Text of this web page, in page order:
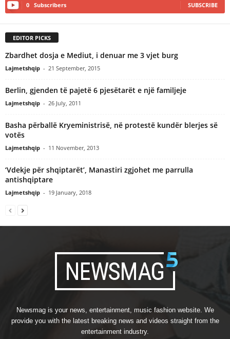
0 Subscribers SUBSCRIBE
EDITOR PICKS
Zbardhet dosja e Mediut, i denuar me 3 vjet burg
Lajmetshqip - 21 September, 2015
Berlin, gjenden të pajetë 6 pjesëtarët e një familjeje
Lajmetshqip - 26 July, 2011
Basha përballë Kryeministrisë, në protestë kundër blerjes së
votës
Lajmetshqip - 11 November, 2013
‘Vdekje për shqiptarët’, Manastiri zgjohet me parrulla
antishqiptare
Lajmetshqip - 19 January, 2018
Newsmag is your news, entertainment, music fashion website. We
provide you with the latest breaking news and videos straight from the
entertainment industry.